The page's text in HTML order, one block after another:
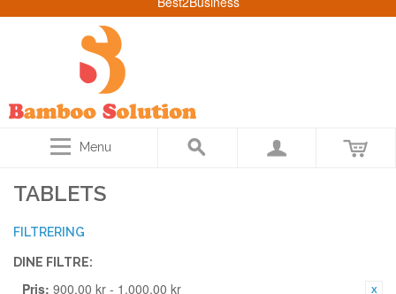
Menu
TABLETS
FILTRERING
DINE FILTRE:
Pris: 900,00 kr - 1.000,00 kr